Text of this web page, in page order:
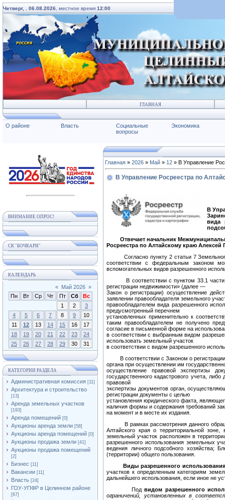
Четверг, 06.08.2026 , местное время 12:00
ГЛАВНАЯ
О районе Власть
Социальные
вопросы
Экономика
ВНИМАНИЕ ОПРОС!
СК "БОЧКАРИ"
КАЛЕНДАРЬ
« Май 2026 »
Пн
Вт Ср Чт Пт Сб
Вс
1
2
3
4
5 6 7 8 9
10
11
12 13 14 15 16
17
18
19 20 21 22 23
24
25
26 27 28 29 30 31
КАТЕГОРИИ РАЗДЕЛА
Административная комиссия [11]
Архитектура и строительство
[13]
Аренда земельных участков
[193]
Аренда помещений [0]
Аукционы аренда земли [58]
Аукционы аренда помещений [0]
Аукционы продажа земли [41]
Аукционы продажа помещений
[2]
Бизнес [11]
Вакансии [11]
Власть [24]
ГОУ-УПФР в Целинном районе
[67]
Главная » 2026 » Май » 12 » В Управление
В Управление Росреестра по
В
вида
Отвечает начальник
Росреестра по Алтайскому краю Алексей
Согласно пункту 2 статьи 7
соответствии с федеральным законом
вспомогательных видов разрешенного
В соответствии с пунктом 33.1 части 1
регистрации недвижимости» (далее —
Закон о регистрации) осуществление
заявлении правообладателя земельного
правообладателем вида разрешенного
предусмотренный перечнем
установленных применительно к
таким правообладателем не получено
согласие в письменной форме на
в соответствии с выбранным видом
использовать земельный участок
в соответствии с видом разрешенного
В соответствии с Законом о регистрации
органа при осуществлении им
осуществление правовой экспертизы
государственного кадастрового учета,
правовой
экспертизы документов орган,
регистрации документы с целью
установления юридического факта,
наличия формы и содержания требований
на момент и в месте их издания.
В рамках рассмотрения данного
Алтайского края о территориальной
земельный участок расположен в
разрешенного использования земельных
ведения личного подсобного хозяйства;
(территории) общего пользования.
Виды разрешенного
участков к определенным категориям
дальнейшего использования, если иное не
Под видом разрешенного
ограничений, установленных в